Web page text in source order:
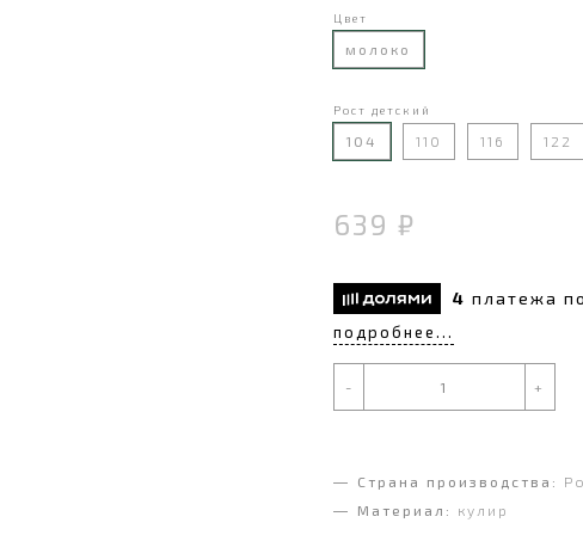
Цвет
молоко
Рост детский
104 110 116 122
639 ₽
4 платежа
подробнее...
- +
Страна производства:
Материал:
кулир